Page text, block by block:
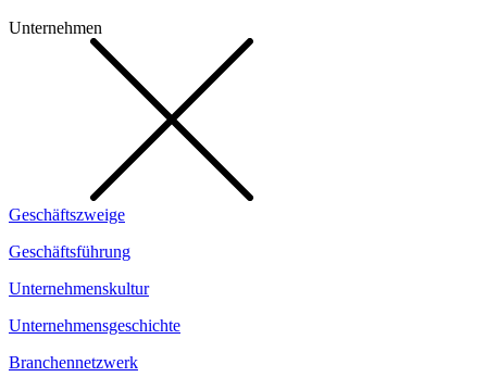
Unternehmen
Geschäftszweige
Geschäftsführung
Unternehmenskultur
Unternehmensgeschichte
Branchennetzwerk